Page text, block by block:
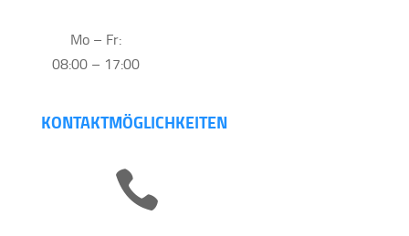
Mo – Fr:
08:00 – 17:00
KONTAKTMÖGLICHKEITEN
